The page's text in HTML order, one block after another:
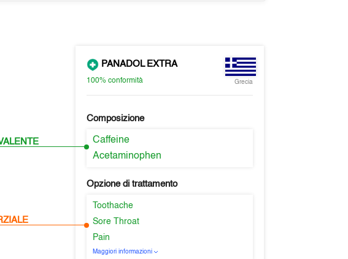
PANADOL EXTRA
100% conformità Grecia
Composizione
Caffeine
Acetaminophen
Opzione di trattamento
Toothache
Sore Throat
Pain
Maggiori informazioni